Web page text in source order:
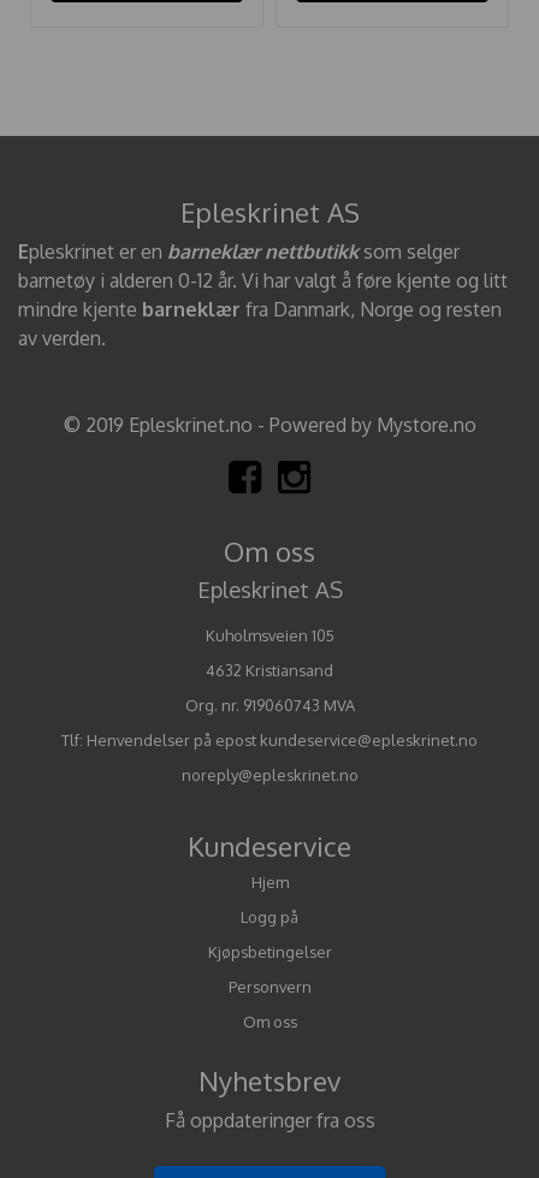
Epleskrinet AS
Epleskrinet er en barneklær nettbutikksom selger
barnetøy i alderen 0-12 år. Vi har valgt å føre kjente og litt
mindre kjente barneklær fra Danmark, Norge og resten
av verden.
© 2019 Epleskrinet.no - Powered by Mystore.no
Om oss
Epleskrinet AS
Kuholmsveien 105
4632 Kristiansand
Org. nr. 919060743 MVA
Tlf: Henvendelser på epost kundeservice@epleskrinet.no
noreply@epleskrinet.no
Kundeservice
Hjem
Logg på
Kjøpsbetingelser
Personvern
Om oss
Nyhetsbrev
Få oppdateringer fra oss